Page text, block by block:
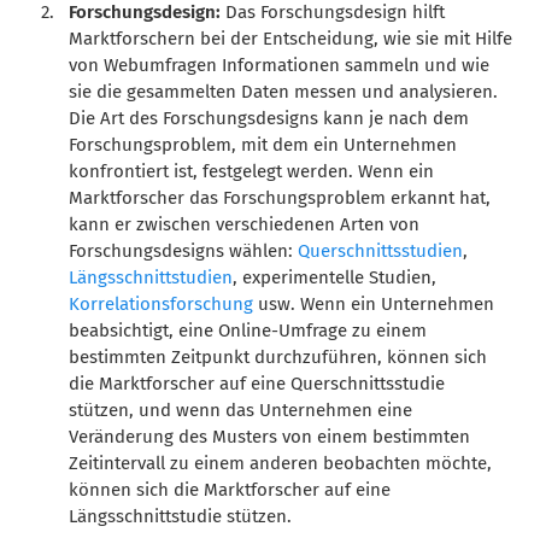
Forschungsdesign: Das Forschungsdesign hilft
Marktforschern bei der Entscheidung, wie sie mit Hilfe
von Webumfragen Informationen sammeln und wie
sie die gesammelten Daten messen und analysieren.
Die Art des Forschungsdesigns kann je nach dem
Forschungsproblem, mit dem ein Unternehmen
konfrontiert ist, festgelegt werden. Wenn ein
Marktforscher das Forschungsproblem erkannt hat,
kann er zwischen verschiedenen Arten von
Forschungsdesigns wählen:Querschnittsstudien,
Längsschnittstudien, experimentelle Studien,
Korrelationsforschung usw. Wenn ein Unternehmen
beabsichtigt, eine Online-Umfrage zu einem
bestimmten Zeitpunkt durchzuführen, können sich
die Marktforscher auf eine Querschnittsstudie
stützen, und wenn das Unternehmen eine
Veränderung des Musters von einem bestimmten
Zeitintervall zu einem anderen beobachten möchte,
können sich die Marktforscher auf eine
Längsschnittstudie stützen.